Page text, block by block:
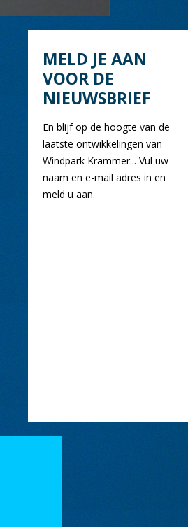
MELD JE AAN
VOOR DE
NIEUWSBRIEF
En blijf op de hoogte van de
laatste ontwikkelingen van
Windpark Krammer... Vul uw
naam en e-mail adres in en
meld u aan.